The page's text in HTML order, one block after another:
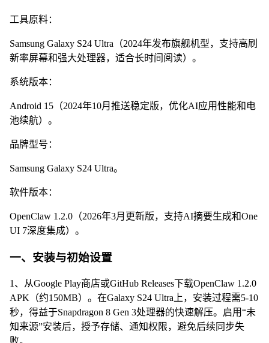
工具原料：
Samsung Galaxy S24 Ultra（2024年发布旗舰机型，支持高刷
新率屏幕和强大处理器，适合长时间阅读）。
系统版本：
Android 15（2024年10月推送稳定版，优化AI应用性能和电
池续航）。
品牌型号：
Samsung Galaxy S24 Ultra。
软件版本：
OpenClaw 1.2.0（2026年3月更新版，支持AI摘要生成和One
UI 7深度集成）。
一、安装与初始设置
1、从Google Play商店或GitHub Releases下载OpenClaw 1.2.0
APK（约150MB）。在Galaxy S24 Ultra上，安装过程需5-10
秒，得益于Snapdragon 8 Gen 3处理器的快速解压。启用“未
知来源”安装后，授予存储、通知权限，避免后续同步失